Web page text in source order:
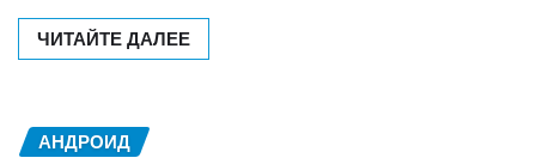
ЧИТАЙТЕ ДАЛЕЕ
АНДРОИД